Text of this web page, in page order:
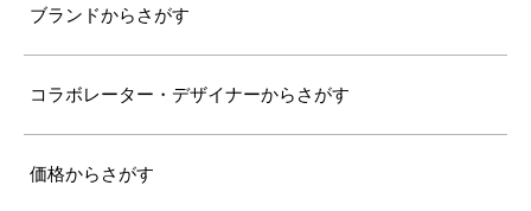
ブランドからさがす
コラボレーター・デザイナーからさがす
価格からさがす